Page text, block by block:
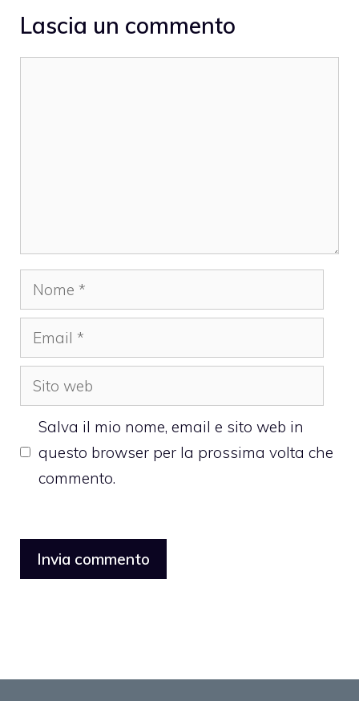
Lascia un commento
Nome
Email
Sito
web
Salva il mio nome, email e sito web in
questo browser per la prossima volta che
commento.